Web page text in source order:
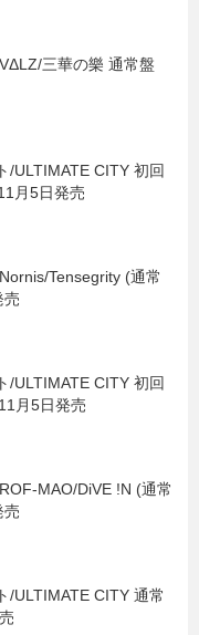
三華の樂 通常盤
/ULTIMATE CITY 初回
月5日発売
Tensegrity (通常
売
/ULTIMATE CITY 初回
月5日発売
MAO/DiVE !N (通常
売
/ULTIMATE CITY 通常